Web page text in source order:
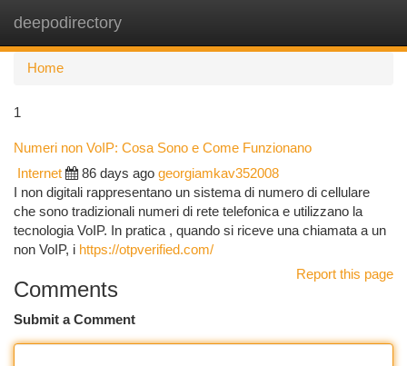
deepodirectory
Home
1
Numeri non VoIP: Cosa Sono e Come Funzionano
Internet 86 days ago georgiamkav352008
I non digitali rappresentano un sistema di numero di cellulare
che sono tradizionali numeri di rete telefonica e utilizzano la
tecnologia VoIP. In pratica , quando si riceve una chiamata a un
non VoIP, i https://otpverified.com/
Report this page
Comments
Submit a Comment